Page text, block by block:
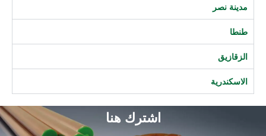
مدينة نصر
طنطا
الزقازيق
الاسكندرية
اشترك هنا